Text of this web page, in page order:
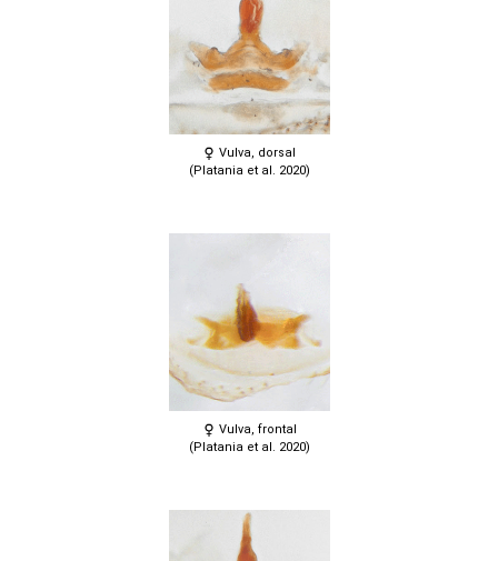
Vulva, dorsal
(Platania et al. 2020)
Vulva, frontal
(Platania et al. 2020)